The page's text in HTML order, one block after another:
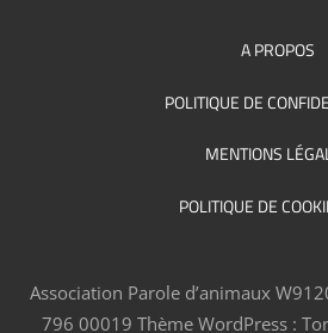
A PROPOS
POLITIQUE DE
MENTIONS
POLITIQUE DE
Association Parole d’animaux
796 00019 Thème WordPress :